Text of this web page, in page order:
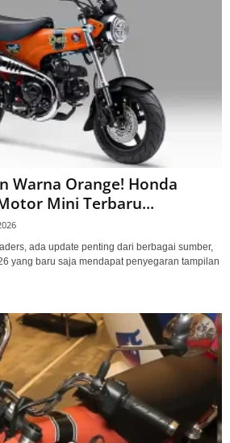
Warna Orange! Honda
Mini Terbaru...
ada update penting dari berbagai sumber,
yang baru saja mendapat penyegaran tampilan